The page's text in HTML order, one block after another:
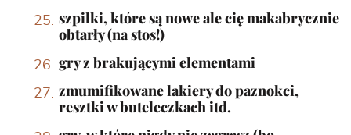
szpilki, które są nowe ale cię makabrycznie
obtarły (na stos!)
gry z brakującymi elementami
zmumifikowane lakiery do paznokci,
resztki w buteleczkach itd.